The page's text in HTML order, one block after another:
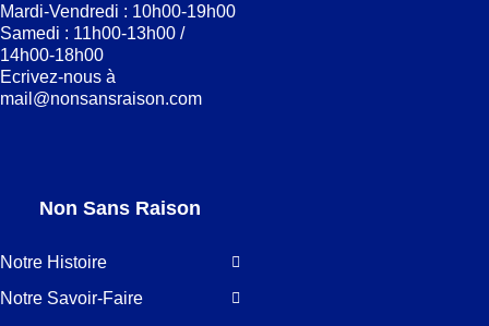
Mardi-Vendredi : 10h00-19h00
Samedi : 11h00-13h00 /
14h00-18h00
Ecrivez-nous à
mail@nonsansraison.com
Non Sans Raison
Notre Histoire
Notre Savoir-Faire